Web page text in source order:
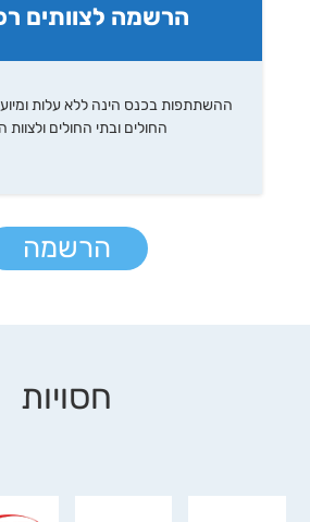
הרשמה לצוותים
ההשתתפות בכנס הינה ללא עלות
החולים ובתי החולים ולצוות
הרשמה
חסויות